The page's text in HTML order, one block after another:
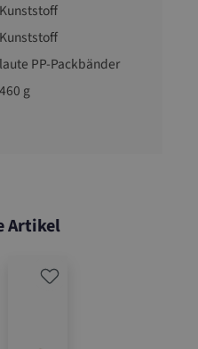
Kunststoff
Kunststoff
laute PP-Packbänder
460 g
Artikel